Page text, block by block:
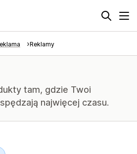
Reklamy
tam, gdzie Twoi
najwięcej czasu.